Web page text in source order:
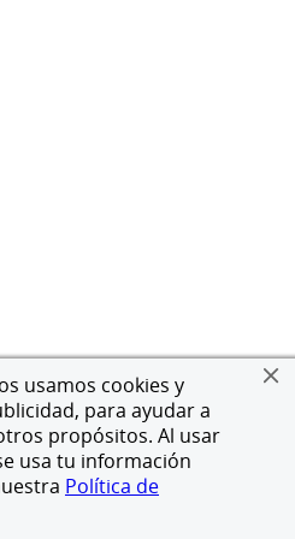
usamos cookies y
para ayudar a
propósitos. Al usar
usa tu información
Política de